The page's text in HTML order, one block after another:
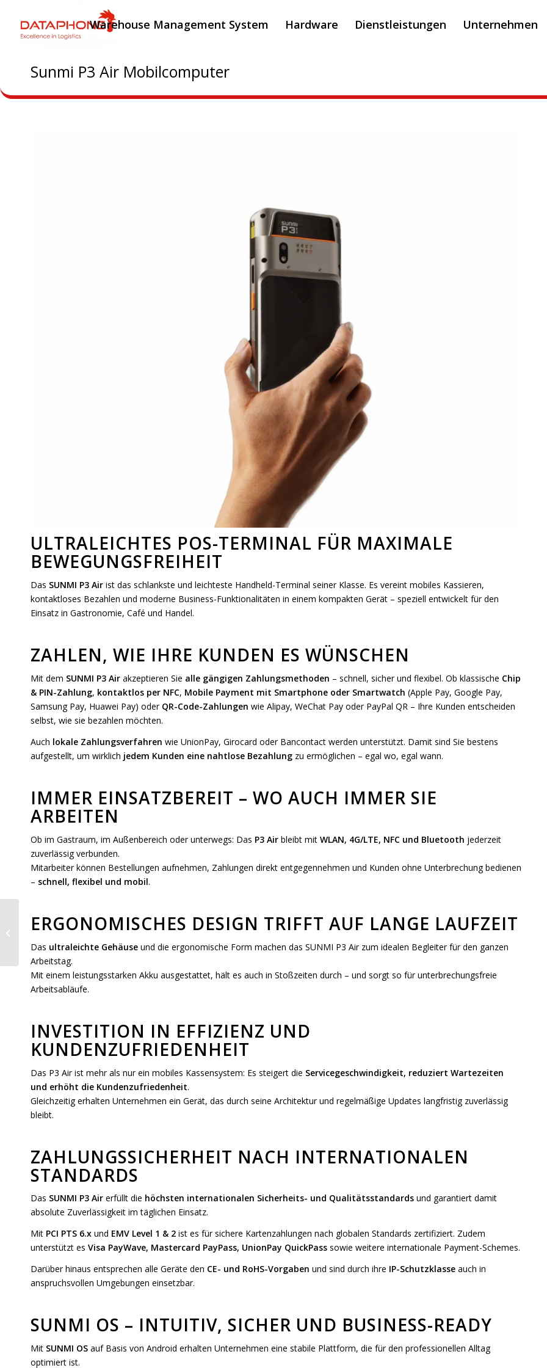
Warehouse Management System Hardware Dienstleistungen Unternehmen
Sunmi P3 Air Mobilcomputer
ULTRALEICHTES POS-TERMINAL FÜR MAXIMALE
BEWEGUNGSFREIHEIT
Das SUNMI P3 Air ist das schlankste und leichteste Handheld-Terminal seiner Klasse. Es vereint mobiles Kassieren,
kontaktloses Bezahlen und moderne Business-Funktionalitäten in einem kompakten Gerät – speziell entwickelt für den
Einsatz in Gastronomie, Café und Handel.
ZAHLEN, WIE IHRE KUNDEN ES WÜNSCHEN
Mit dem SUNMI P3 Air akzeptieren Sie alle gängigen Zahlungsmethoden – schnell, sicher und flexibel. Ob klassische Chip
& PIN-Zahlung, kontaktlos per NFC, Mobile Payment mit Smartphone oder Smartwatch (Apple Pay, Google Pay,
Samsung Pay, Huawei Pay) oder QR-Code-Zahlungen wie Alipay, WeChat Pay oder PayPal QR – Ihre Kunden entscheiden
selbst, wie sie bezahlen möchten.
Auch lokale Zahlungsverfahren wie UnionPay, Girocard oder Bancontact werden unterstützt. Damit sind Sie bestens
aufgestellt, um wirklich jedem Kunden eine nahtlose Bezahlung zu ermöglichen – egal wo, egal wann.
IMMER EINSATZBEREIT – WO AUCH IMMER SIE
ARBEITEN
Ob im Gastraum, im Außenbereich oder unterwegs: Das P3 Air bleibt mit WLAN, 4G/LTE, NFC und Bluetooth jederzeit
zuverlässig verbunden.
Mitarbeiter können Bestellungen aufnehmen, Zahlungen direkt entgegennehmen und Kunden ohne Unterbrechung bedienen
– schnell, flexibel und mobil.
ERGONOMISCHES DESIGN TRIFFT AUF LANGE LAUFZEIT
Das ultraleichte Gehäuse und die ergonomische Form machen das SUNMI P3 Air zum idealen Begleiter für den ganzen
Arbeitstag.
Mit einem leistungsstarken Akku ausgestattet, hält es auch in Stoßzeiten durch – und sorgt so für unterbrechungsfreie
Arbeitsabläufe.
INVESTITION IN EFFIZIENZ UND
KUNDENZUFRIEDENHEIT
Das P3 Air ist mehr als nur ein mobiles Kassensystem: Es steigert die Servicegeschwindigkeit, reduziert Wartezeiten
und erhöht die Kundenzufriedenheit.
Gleichzeitig erhalten Unternehmen ein Gerät, das durch seine Architektur und regelmäßige Updates langfristig zuverlässig
bleibt.
ZAHLUNGSSICHERHEIT NACH INTERNATIONALEN
STANDARDS
Das SUNMI P3 Air erfüllt die höchsten internationalen Sicherheits- und Qualitätsstandards und garantiert damit
absolute Zuverlässigkeit im täglichen Einsatz.
Mit PCI PTS 6.x und EMV Level 1 & 2 ist es für sichere Kartenzahlungen nach globalen Standards zertifiziert. Zudem
unterstützt es Visa PayWave, Mastercard PayPass, UnionPay QuickPass sowie weitere internationale Payment-Schemes.
Darüber hinaus entsprechen alle Geräte den CE- und RoHS-Vorgaben und sind durch ihre IP-Schutzklasse auch in
anspruchsvollen Umgebungen einsetzbar.
SUNMI OS – INTUITIV, SICHER UND BUSINESS-READY
Mit SUNMI OS auf Basis von Android erhalten Unternehmen eine stabile Plattform, die für den professionellen Alltag
optimiert ist.
Honeywell CT37 Handheld